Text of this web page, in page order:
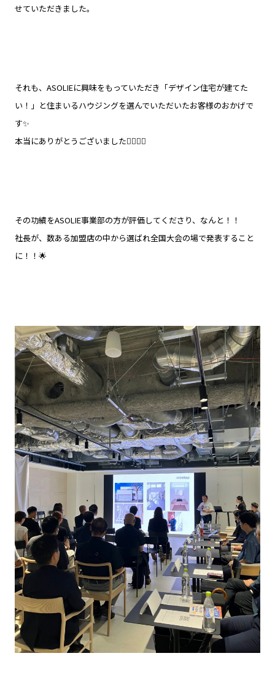
せていただきました。
それも、ASOLIEに興味をもっていただき「デザイン住宅が建てた
い！」と住まいるハウジングを選んでいただいたお客様のおかげで
す✨
本当にありがとうございました🙇🏻‍♀️✨
その功績をASOLIE事業部の方が評価してくださり、なんと！！
社長が、数ある加盟店の中から選ばれ全国大会の場で発表すること
に！！🌟